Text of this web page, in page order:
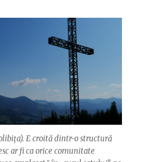
E croită dintr-o structură
ar fi ca orice comunitate